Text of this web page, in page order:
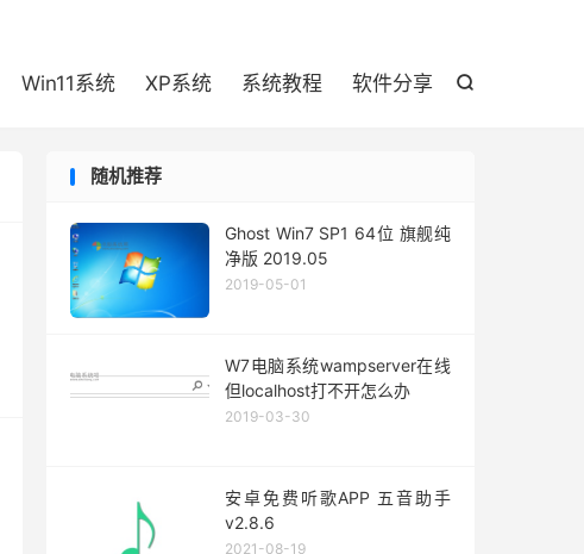

Win11系统 XP系统 系统教程 软件分享
随机推荐
Ghost Win7 SP1 64位 旗舰纯
净版 2019.05
2019-05-01
W7电脑系统wampserver在线
但localhost打不开怎么办
2019-03-30
安卓免费听歌APP 五音助手
v2.8.6
2021-08-19